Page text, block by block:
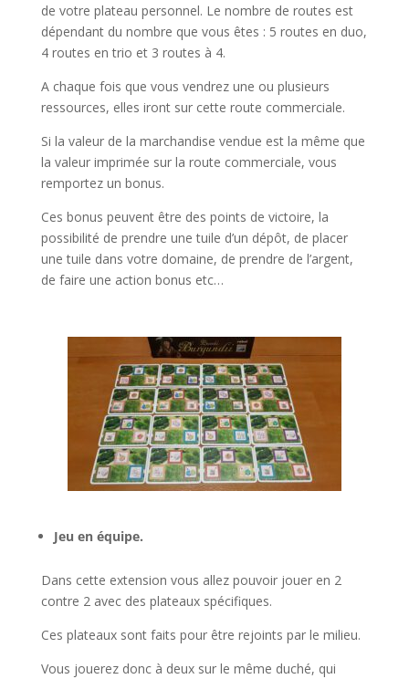
de votre plateau personnel. Le nombre de routes est
dépendant du nombre que vous êtes : 5 routes en duo,
4 routes en trio et 3 routes à 4.
A chaque fois que vous vendrez une ou plusieurs
ressources, elles iront sur cette route commerciale.
Si la valeur de la marchandise vendue est la même que
la valeur imprimée sur la route commerciale, vous
remportez un bonus.
Ces bonus peuvent être des points de victoire, la
possibilité de prendre une tuile d’un dépôt, de placer
une tuile dans votre domaine, de prendre de l’argent,
de faire une action bonus etc…
Jeu en équipe.
Dans cette extension vous allez pouvoir jouer en 2
contre 2 avec des plateaux spécifiques.
Ces plateaux sont faits pour être rejoints par le milieu.
Vous jouerez donc à deux sur le même duché, qui